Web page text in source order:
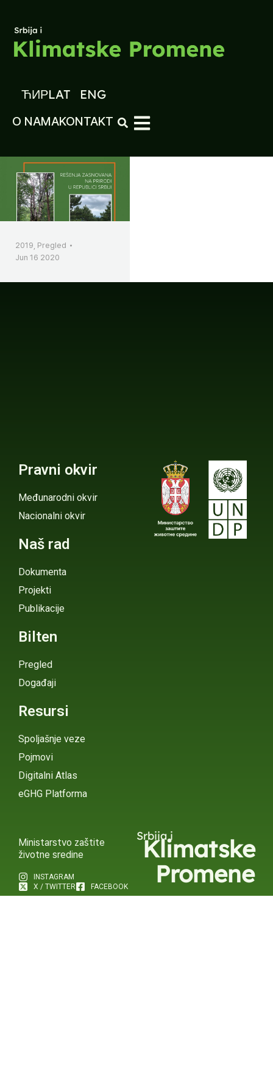
ЋИРLAT ENG
O NAMAKONTAKT
2019 Pregled
Jun 16 2020
Pravni okvir
Međunarodni okvir
Nacionalni okvir
Naš rad
Dokumenta
Projekti
Publikacije
Bilten
Pregled
Događaji
Resursi
Spoljašnje veze
Pojmovi
Digitalni Atlas
eGHG Platforma
Ministarstvo zaštite
životne sredine
INSTAGRAM
X / TWITTER
FACEBOOK
Srbija i
Klimatske
Promene